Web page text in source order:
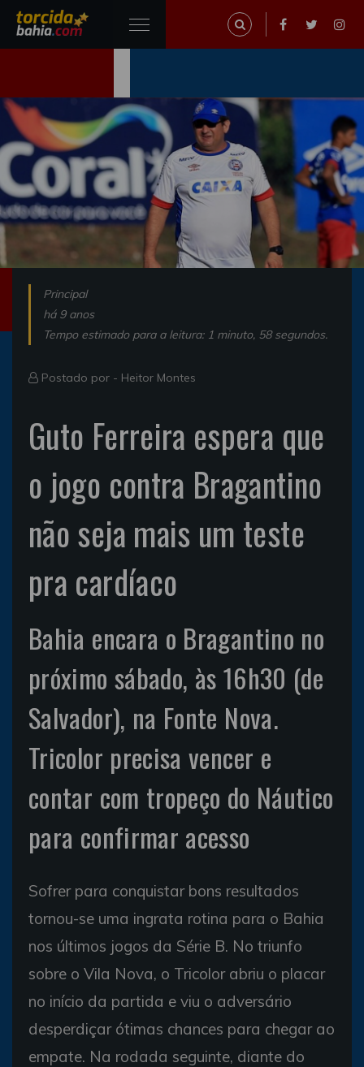
Principal
há 9 anos
Tempo estimado para a leitura: 1 minuto, 58 segundos.
Postado por - Heitor Montes
Guto Ferreira espera que
o jogo contra Bragantino
não seja mais um teste
pra cardíaco
Bahia encara o Bragantino no
próximo sábado, às 16h30 (de
Salvador), na Fonte Nova.
Tricolor precisa vencer e
contar com tropeço do Náutico
para confirmar acesso
Sofrer para conquistar bons resultados
tornou-se uma ingrata rotina para o Bahia
nos últimos jogos da Série B. No triunfo
sobre o Vila Nova, o Tricolor abriu o placar
no início da partida e viu o adversário
desperdiçar ótimas chances para chegar ao
empate. Na rodada seguinte, diante do